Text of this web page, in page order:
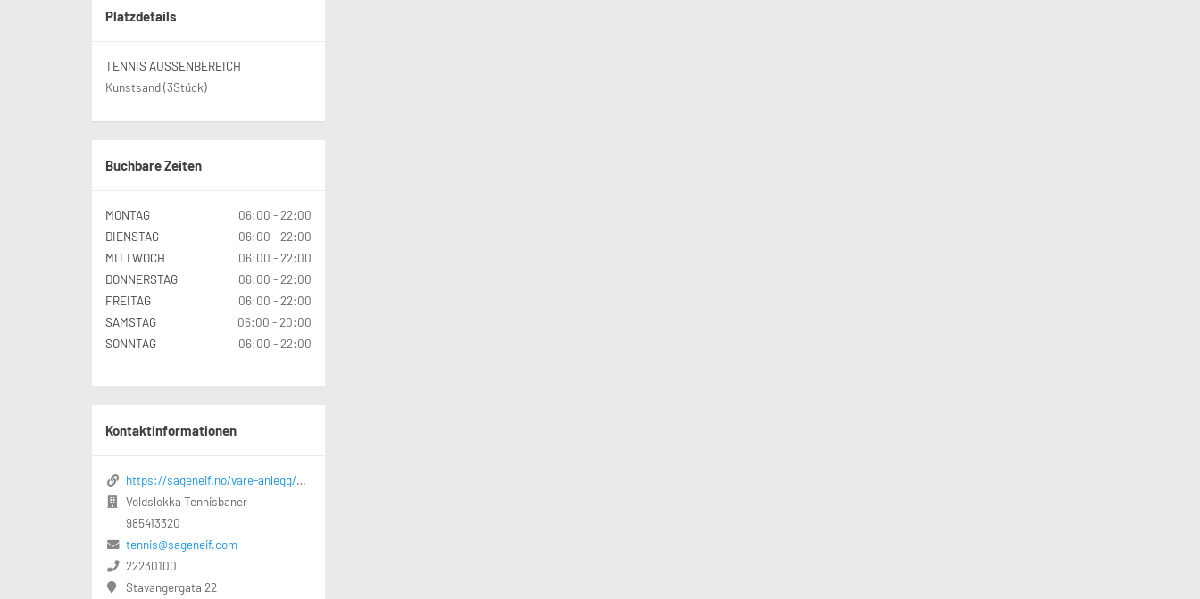
av alle inntil den som har booket
kommer til banen.
sperres.
6) Spilletiden er totalt 1t (60 min), inkl.
kosting/rydding!
10) Der forbudt med hundelufting på
Platzdetails
TENNIS AUSSENBEREICH
Kunstsand (3Stück)
Buchbare Zeiten
MONTAG
06:00 - 22:00
DIENSTAG
06:00 - 22:00
MITTWOCH
06:00 - 22:00
DONNERSTAG
06:00 - 22:00
FREITAG
06:00 - 22:00
SAMSTAG
06:00 - 20:00
SONNTAG
06:00 - 22:00
Kontaktinformationen
https://sageneif.no/vare-anlegg/voldslokka-idrettspark/voldslokka-tennisbaner
Voldslokka Tennisbaner
985413320
tennis@sageneif.com
22230100
Stavangergata 22